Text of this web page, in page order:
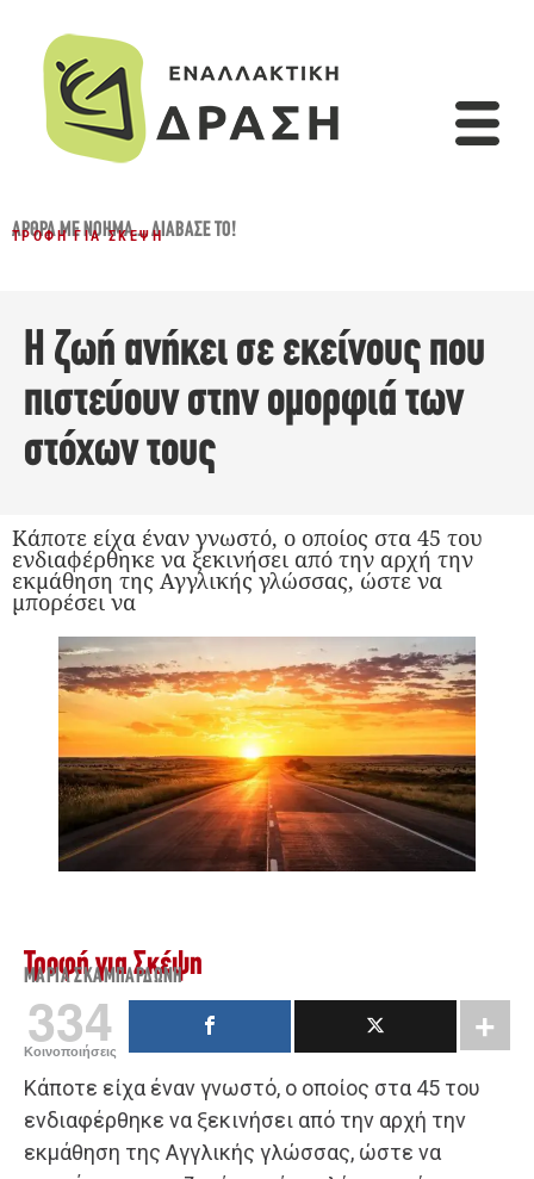
ΆΡΘΡΑ ΜΕ ΝΌΗΜΑ...,ΔΙΆΒΑΣΈ ΤΟ!
ΤΡΟΦΉ ΓΙΑ ΣΚΈΨΗ
Η ζωή ανήκει σε εκείνους που
πιστεύουν στην ομορφιά των
στόχων τους
Κάποτε είχα έναν γνωστό, ο οποίος στα 45 του
ενδιαφέρθηκε να ξεκινήσει από την αρχή την
εκμάθηση της Αγγλικής γλώσσας, ώστε να
μπορέσει να
Τροφή για Σκέψη
ΜΑΡΊΑ ΣΚΑΜΠΑΡΔΏΝΗ
334
Κοινοποιήσεις
Κάποτε είχα έναν γνωστό, ο οποίος στα 45 του
ενδιαφέρθηκε να ξεκινήσει από την αρχή την
εκμάθηση της Αγγλικής γλώσσας, ώστε να